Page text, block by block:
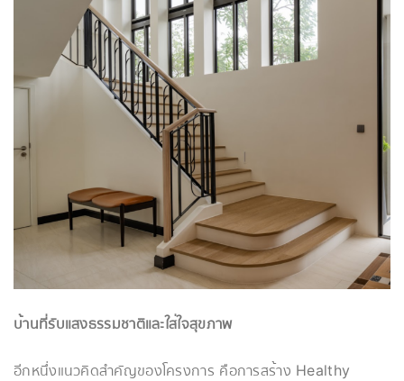
บ้านที่รับแสงธรรมชาติและใส่ใจสุขภาพ
อีกหนึ่งแนวคิดสำคัญของโครงการ คือการสร้าง Healthy